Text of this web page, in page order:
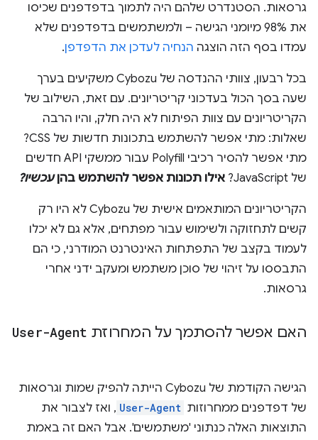
גרסאות. הסטנדרט שלהם היה לתמוך בדפדפנים שכיסו
את 98% מיומני הגישה – ולמשתמשים בדפדפנים שלא
עמדו בסף הזה הוצגה הנחיה לעדכן את הדפדפן.
בכל רבעון, צוותי ההנדסה של Cybozu משקיעים בערך
שעה בסך הכול בעדכוני קריטריונים. עם זאת, השילוב של
הקריטריונים עם צוות הפיתוח לא היה חלק, והיו הרבה
שאלות: מתי אפשר להשתמש בתכונות חדשות של CSS?
מתי אפשר להסיר רכיבי Polyfill עבור ממשקי API חדשים
של JavaScript?
אילו תכונות אפשר להשתמש בהןעכשיו?
הקריטריונים המותאמים אישית של Cybozu לא היו רק
קשים לתחזוקה ולשימוש עבור מפתחים, אלא גם לא יכלו
לעמוד בקצב של התפתחות האינטרנט המודרני, כי הם
התבססו על זיהוי של סוכן משתמש ומעקב ידני אחרי
גרסאות.
האם אפשר להסתמך על המחרוזת User-Agent
הגישה הקודמת של Cybozu הייתה להפיק שמות וגרסאות
של דפדפנים ממחרוזות User-Agent , ואז לצבור את
התוצאות האלה כנתוני 'משתמשים'. אבל האם זה באמת